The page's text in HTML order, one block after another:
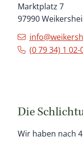
Marktplatz 7
97990
(0 79 34) 1 02-
Die
Wir haben nach